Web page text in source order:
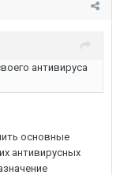
антивируса
основные
антивирусных